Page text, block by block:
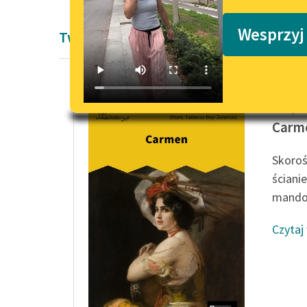
Twórczość Prospera Mérimée
Czytaj